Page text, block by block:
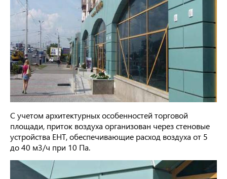
С учетом архитектурных особенностей торговой
площади, приток воздуха организован через стеновые
устройства EHT, обеспечивающие расход воздуха от 5
до 40 м3/ч при 10 Па.